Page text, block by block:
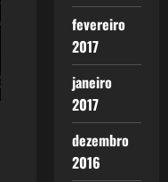
fevereiro
2017
janeiro
2017
dezembro
2016